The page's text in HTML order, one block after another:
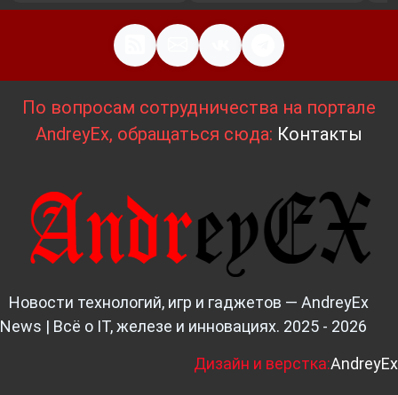
По вопросам сотрудничества на портале
AndreyEx, обращаться сюда: Контакты
Новости технологий, игр и гаджетов — AndreyEx
News | Всё о IT, железе и инновациях. 2025 - 2026
Дизайн и верстка:AndreyEx